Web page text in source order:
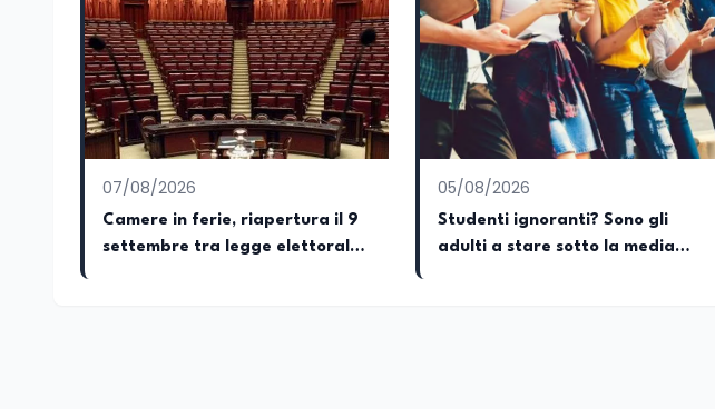
07/08/2026
Camere in ferie, riapertura il 9
settembre tra legge elettorale
05/08/2026
Studenti ignoranti? Sono gli
adulti a stare sotto la media